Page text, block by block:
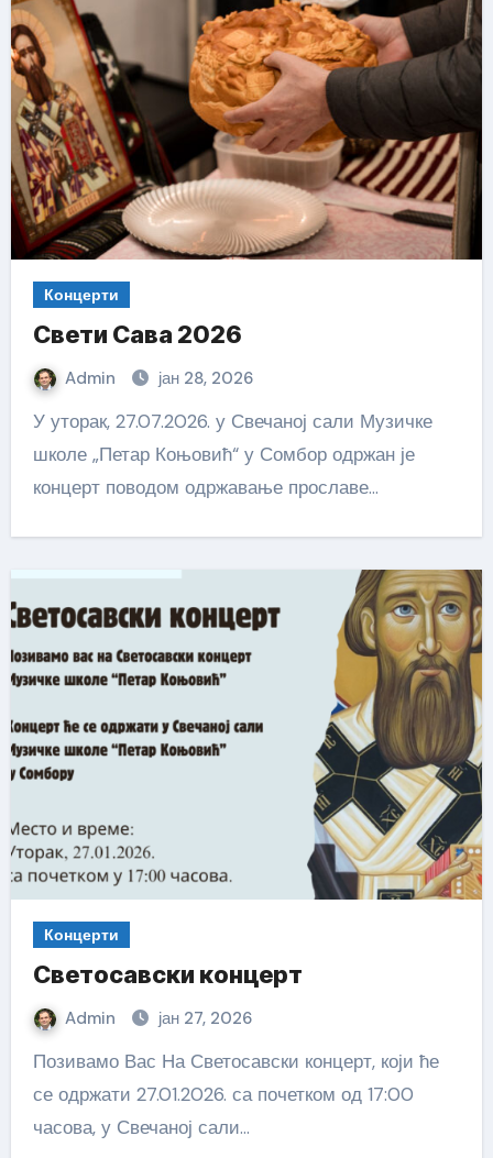
Концерти
Свети Сава 2026
Admin јан 28, 2026
У уторак, 27.07.2026. у Свечаној сали Музичке
школе „Петар Коњовић“ у Сомбор одржан је
концерт поводом одржавање прославе…
Концерти
Светосавски концерт
Admin јан 27, 2026
Позивамо Вас На Светосавски концерт, који ће
се одржати 27.01.2026. са почетком од 17:00
часова, у Свечаној сали…